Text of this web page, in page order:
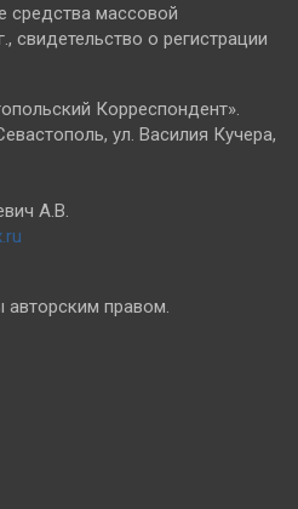
средства массовой
свидетельство о регистрации
Корреспондент».
ул. Василия Кучера,
А.В.
правом.